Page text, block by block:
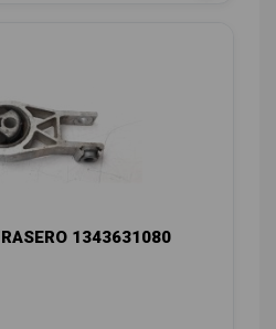
1343631080